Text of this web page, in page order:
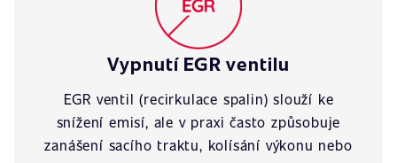
Vypnutí EGR ventilu
EGR ventil (recirkulace spalin) slouží ke
snížení emisí, ale v praxi často způsobuje
zanášení sacího traktu, kolísání výkonu nebo